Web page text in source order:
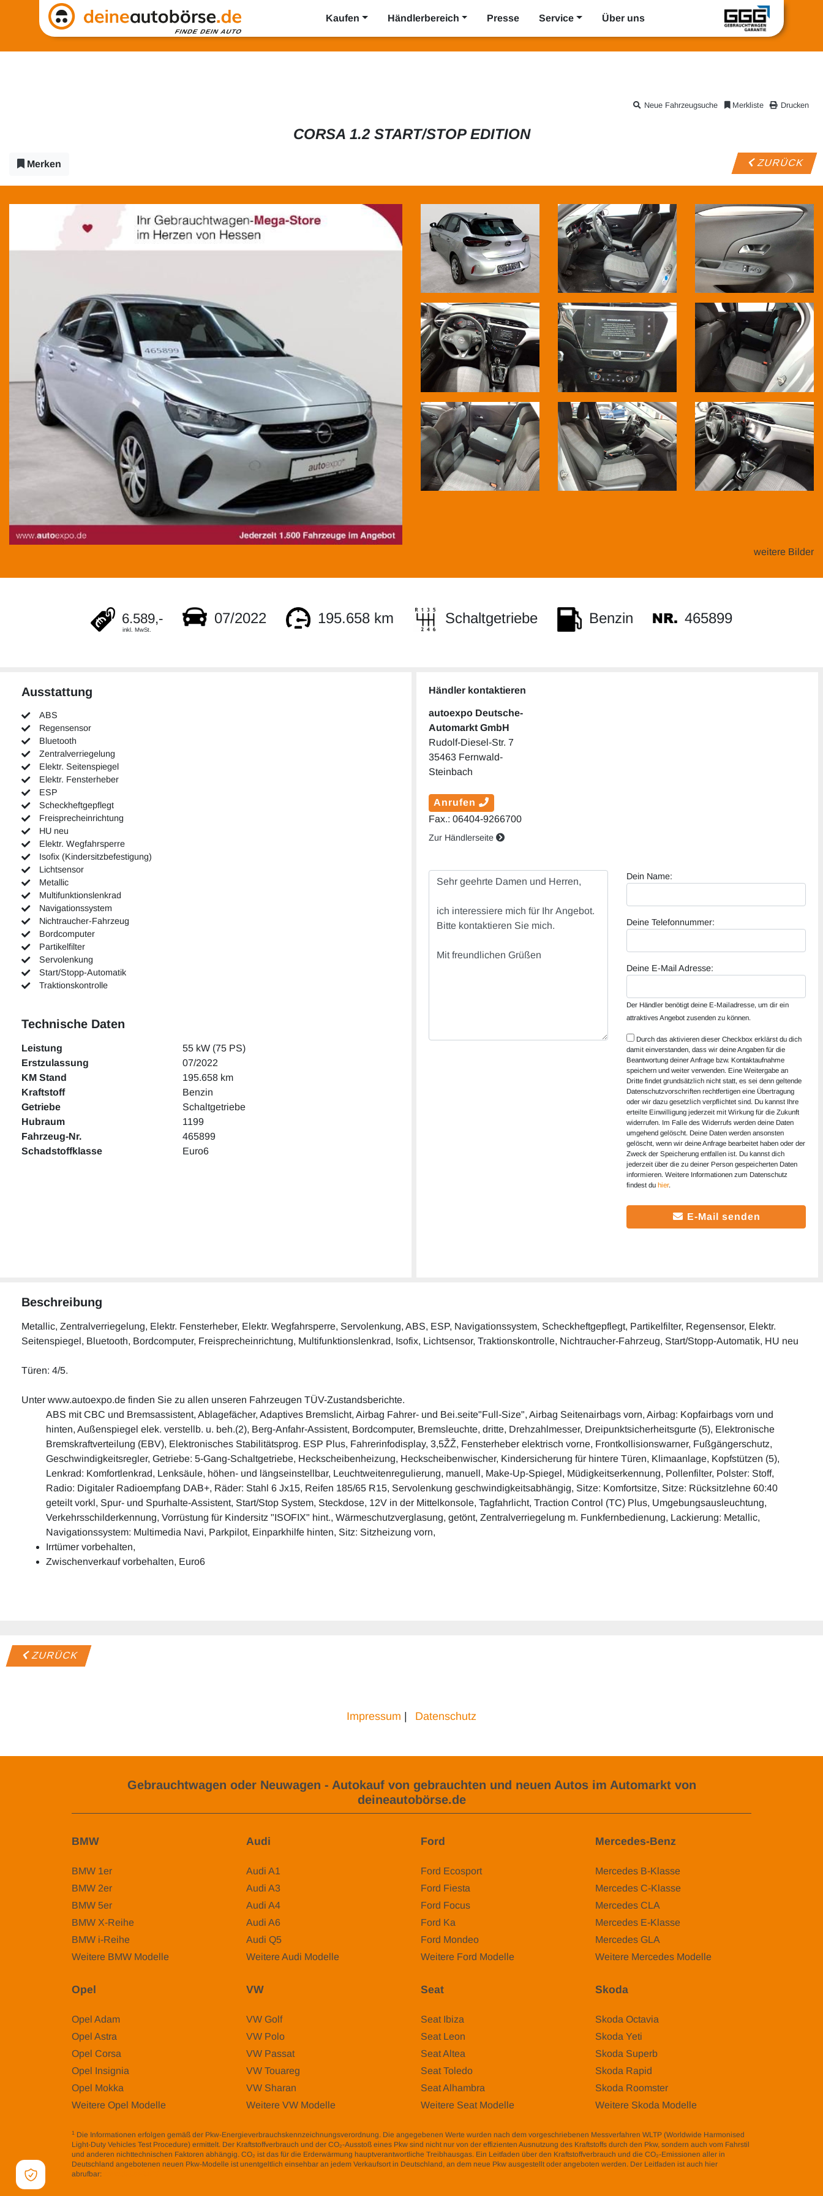
Kaufen Händlerbereich Presse Service Über uns
Drucken
Merkliste
Neue Fahrzeugsuche
CORSA 1.2 START/STOP EDITION
Merken ZURÜCK
weitere Bilder
6.589,-
inkl. MwSt.
07/2022 195.658 km Schaltgetriebe Benzin 465899
Ausstattung
ABS
Regensensor
Bluetooth
Zentralverriegelung
Elektr. Seitenspiegel
Elektr. Fensterheber
ESP
Scheckheftgepflegt
Freisprecheinrichtung
HU neu
Elektr. Wegfahrsperre
Isofix (Kindersitzbefestigung)
Lichtsensor
Metallic
Multifunktionslenkrad
Navigationssystem
Nichtraucher-Fahrzeug
Bordcomputer
Partikelfilter
Servolenkung
Start/Stopp-Automatik
Traktionskontrolle
Technische Daten
Leistung
55 kW (75 PS)
Erstzulassung
07/2022
KM Stand
195.658 km
Kraftstoff
Benzin
Getriebe
Schaltgetriebe
Hubraum
1199
Fahrzeug-Nr.
465899
Schadstoffklasse
Euro6
Händler kontaktieren
autoexpo Deutsche-
Automarkt GmbH
Rudolf-Diesel-Str. 7
35463 Fernwald-
Steinbach
Anrufen
Fax.: 06404-9266700
Zur Händlerseite
Dein Name:
Deine Telefonnummer:
Deine E-Mail Adresse:
Der Händler benötigt deine E-Mailadresse, um dir ein
attraktives Angebot zusenden zu können.
Durch das aktivieren dieser Checkbox erklärst du dich
damit einverstanden, dass wir deine Angaben für die
Beantwortung deiner Anfrage bzw. Kontaktaufnahme
speichern und weiter verwenden. Eine Weitergabe an
Dritte findet grundsätzlich nicht statt, es sei denn geltende
Datenschutzvorschriften rechtfertigen eine Übertragung
oder wir dazu gesetzlich verpflichtet sind. Du kannst Ihre
erteilte Einwilligung jederzeit mit Wirkung für die Zukunft
widerrufen. Im Falle des Widerrufs werden deine Daten
umgehend gelöscht. Deine Daten werden ansonsten
gelöscht, wenn wir deine Anfrage bearbeitet haben oder der
Zweck der Speicherung entfallen ist. Du kannst dich
jederzeit über die zu deiner Person gespeicherten Daten
informieren. Weitere Informationen zum Datenschutz
findest du hier.
E-Mail senden
Beschreibung
Metallic, Zentralverriegelung, Elektr. Fensterheber, Elektr. Wegfahrsperre, Servolenkung, ABS, ESP, Navigationssystem, Scheckheftgepflegt, Partikelfilter, Regensensor, Elektr.
Seitenspiegel, Bluetooth, Bordcomputer, Freisprecheinrichtung, Multifunktionslenkrad, Isofix, Lichtsensor, Traktionskontrolle, Nichtraucher-Fahrzeug, Start/Stopp-Automatik, HU neu
Türen: 4/5.
Unter www.autoexpo.de finden Sie zu allen unseren Fahrzeugen TÜV-Zustandsberichte.
ABS mit CBC und Bremsassistent, Ablagefächer, Adaptives Bremslicht, Airbag Fahrer- und Bei.seite"Full-Size", Airbag Seitenairbags vorn, Airbag: Kopfairbags vorn und
hinten, Außenspiegel elek. verstellb. u. beh.(2), Berg-Anfahr-Assistent, Bordcomputer, Bremsleuchte, dritte, Drehzahlmesser, Dreipunktsicherheitsgurte (5), Elektronische
Bremskraftverteilung (EBV), Elektronisches Stabilitätsprog. ESP Plus, Fahrerinfodisplay, 3,5ŽŽ, Fensterheber elektrisch vorne, Frontkollisionswarner, Fußgängerschutz,
Geschwindigkeitsregler, Getriebe: 5-Gang-Schaltgetriebe, Heckscheibenheizung, Heckscheibenwischer, Kindersicherung für hintere Türen, Klimaanlage, Kopfstützen (5),
Lenkrad: Komfortlenkrad, Lenksäule, höhen- und längseinstellbar, Leuchtweitenregulierung, manuell, Make-Up-Spiegel, Müdigkeitserkennung, Pollenfilter, Polster: Stoff,
Radio: Digitaler Radioempfang DAB+, Räder: Stahl 6 Jx15, Reifen 185/65 R15, Servolenkung geschwindigkeitsabhängig, Sitze: Komfortsitze, Sitze: Rücksitzlehne 60:40
geteilt vorkl, Spur- und Spurhalte-Assistent, Start/Stop System, Steckdose, 12V in der Mittelkonsole, Tagfahrlicht, Traction Control (TC) Plus, Umgebungsausleuchtung,
Verkehrsschilderkennung, Vorrüstung für Kindersitz "ISOFIX" hint., Wärmeschutzverglasung, getönt, Zentralverriegelung m. Funkfernbedienung, Lackierung: Metallic,
Navigationssystem: Multimedia Navi, Parkpilot, Einparkhilfe hinten, Sitz: Sitzheizung vorn,
Irrtümer vorbehalten,
Zwischenverkauf vorbehalten, Euro6
ZURÜCK
Impressum Datenschutz
Gebrauchtwagen oder Neuwagen - Autokauf von gebrauchten und neuen Autos im Automarkt von
deineautobörse.de
BMW
BMW 1er
BMW 2er
BMW 5er
BMW X-Reihe
BMW i-Reihe
Weitere BMW Modelle
Audi
Audi A1
Audi A3
Audi A4
Audi A6
Audi Q5
Weitere Audi Modelle
Ford
Ford Ecosport
Ford Fiesta
Ford Focus
Ford Ka
Ford Mondeo
Weitere Ford Modelle
Mercedes-Benz
Mercedes B-Klasse
Mercedes C-Klasse
Mercedes CLA
Mercedes E-Klasse
Mercedes GLA
Weitere Mercedes Modelle
Opel
Opel Adam
Opel Astra
Opel Corsa
Opel Insignia
Opel Mokka
Weitere Opel Modelle
VW
VW Golf
VW Polo
VW Passat
VW Touareg
VW Sharan
Weitere VW Modelle
Seat
Seat Ibiza
Seat Leon
Seat Altea
Seat Toledo
Seat Alhambra
Weitere Seat Modelle
Skoda
Skoda Octavia
Skoda Yeti
Skoda Superb
Skoda Rapid
Skoda Roomster
Weitere Skoda Modelle
1 Die Informationen erfolgen gemäß der Pkw-Energieverbrauchskennzeichnungsverordnung. Die angegebenen Werte wurden nach dem vorgeschriebenen Messverfahren WLTP (Worldwide Harmonised
Light-Duty Vehicles Test Procedure) ermittelt. Der Kraftstoffverbrauch und der CO₂-Ausstoß eines Pkw sind nicht nur von der effizienten Ausnutzung des Kraftstoffs durch den Pkw, sondern auch vom Fahrstil
und anderen nichttechnischen Faktoren abhängig. CO₂ ist das für die Erderwärmung hauptverantwortliche Treibhausgas. Ein Leitfaden über den Kraftstoffverbrauch und die CO₂-Emissionen aller in
Deutschland angebotenen neuen Pkw-Modelle ist unentgeltlich einsehbar an jedem Verkaufsort in Deutschland, an dem neue Pkw ausgestellt oder angeboten werden. Der Leitfaden ist auch hier
abrufbar: